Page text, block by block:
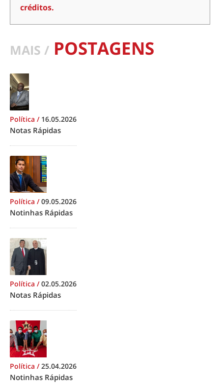
créditos.
MAIS / POSTAGENS
Política / 16.05.2026
Notas Rápidas
Política /09.05.2026
Notinhas Rápidas
Política /02.05.2026
Notas Rápidas
Política /25.04.2026
Notinhas Rápidas